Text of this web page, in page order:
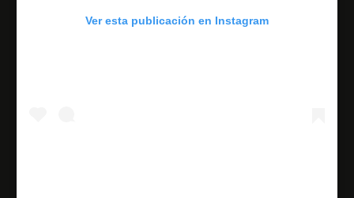
Ver esta publicación en Instagram